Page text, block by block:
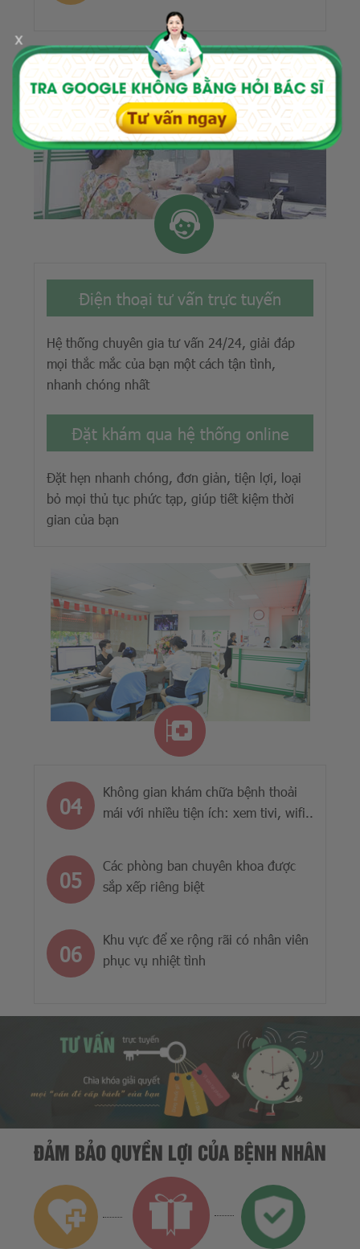
Điện thoại tư vấn trực tuyến
Hệ thống chuyên gia tư vấn 24/24, giải đáp
mọi thắc mắc của bạn một cách tận tình,
nhanh chóng nhất
Đặt khám qua hệ thống online
Đặt hẹn nhanh chóng, đơn giản, tiện lợi, loại
bỏ mọi thủ tục phức tạp, giúp tiết kiệm thời
gian của bạn
Không gian khám chữa bệnh thoải
mái với nhiều tiện ích: xem tivi, wifi..
Các phòng ban chuyên khoa được
sắp xếp riêng biệt
Khu vực để xe rộng rãi có nhân viên
phục vụ nhiệt tình
ĐẢM BẢO QUYỀN LỢI CỦA BỆNH NHÂN
x